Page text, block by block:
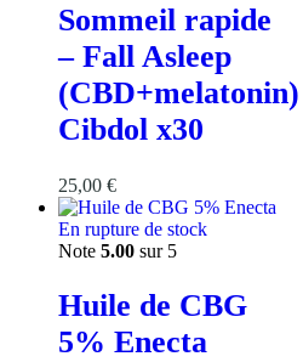
Sommeil rapide
– Fall Asleep
(CBD+melatonin)
Cibdol x30
25,00 €
En rupture de stock
Note 5.00 sur 5
Huile de CBG
5% Enecta